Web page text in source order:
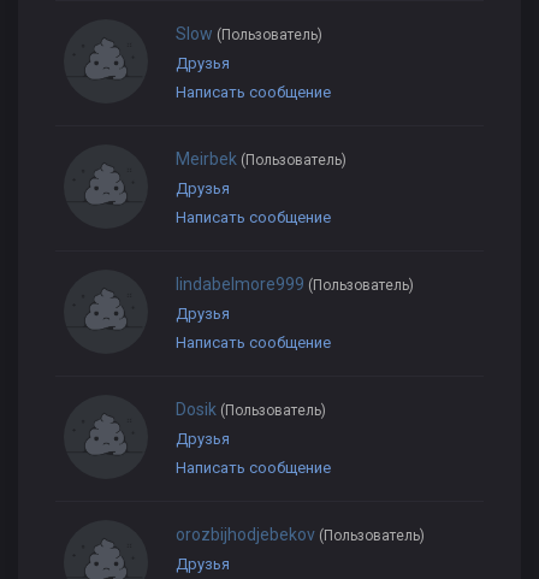
Slow (Пользователь)
Друзья
Написать сообщение
Meirbek (Пользователь)
Друзья
Написать сообщение
lindabelmore999 (Пользователь)
Друзья
Написать сообщение
Dosik (Пользователь)
Друзья
Написать сообщение
orozbijhodjebekov (Пользователь)
Друзья